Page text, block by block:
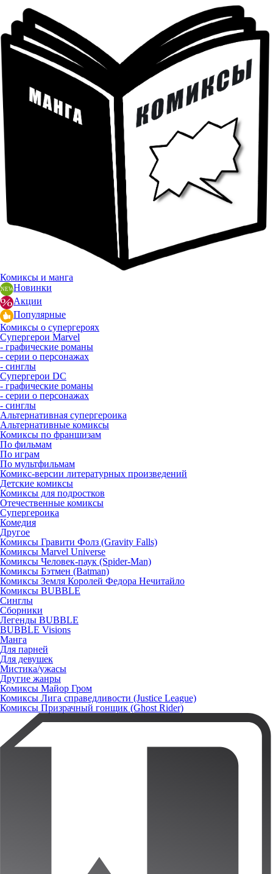
Комиксы и манга
Новинки
Акции
Популярные
Комиксы о супергероях
Супергерои Marvel
- графические романы
- серии о персонажах
- синглы
Супергерои DC
- графические романы
- серии о персонажах
- синглы
Альтернативная супергероика
Альтернативные комиксы
Комиксы по франшизам
По фильмам
По играм
По мультфильмам
Комикс-версии литературных произведений
Детские комиксы
Комиксы для подростков
Отечественные комиксы
Супергероика
Комедия
Другое
Комиксы Гравити Фолз (Gravity Falls)
Комиксы Marvel Universe
Комиксы Человек-паук (Spider-Man)
Комиксы Бэтмен (Batman)
Комиксы Земля Королей Федора Нечитайло
Комиксы BUBBLE
Синглы
Сборники
Легенды BUBBLE
BUBBLE Visions
Манга
Для парней
Для девушек
Мистика/ужасы
Другие жанры
Комиксы Майор Гром
Комиксы Лига справедливости (Justice League)
Комиксы Призрачный гонщик (Ghost Rider)